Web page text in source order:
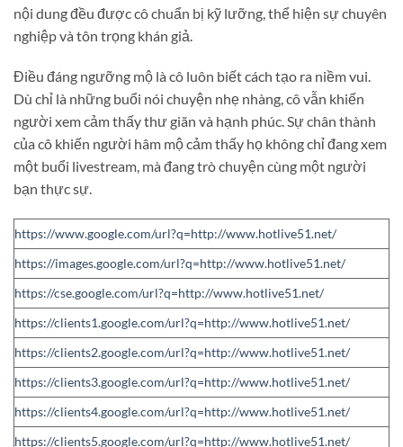
nội dung đều được cô chuẩn bị kỹ lưỡng, thể hiện sự chuyên
nghiệp và tôn trọng khán giả.
Điều đáng ngưỡng mộ là cô luôn biết cách tạo ra niềm vui.
Dù chỉ là những buổi nói chuyện nhẹ nhàng, cô vẫn khiến
người xem cảm thấy thư giãn và hạnh phúc. Sự chân thành
của cô khiến người hâm mộ cảm thấy họ không chỉ đang xem
một buổi livestream, mà đang trò chuyện cùng một người
bạn thực sự.
https://www.google.com/url?q=http://www.hotlive51.net/
https://images.google.com/url?q=http://www.hotlive51.net/
https://cse.google.com/url?q=http://www.hotlive51.net/
https://clients1.google.com/url?q=http://www.hotlive51.net/
https://clients2.google.com/url?q=http://www.hotlive51.net/
https://clients3.google.com/url?q=http://www.hotlive51.net/
https://clients4.google.com/url?q=http://www.hotlive51.net/
https://clients5.google.com/url?q=http://www.hotlive51.net/